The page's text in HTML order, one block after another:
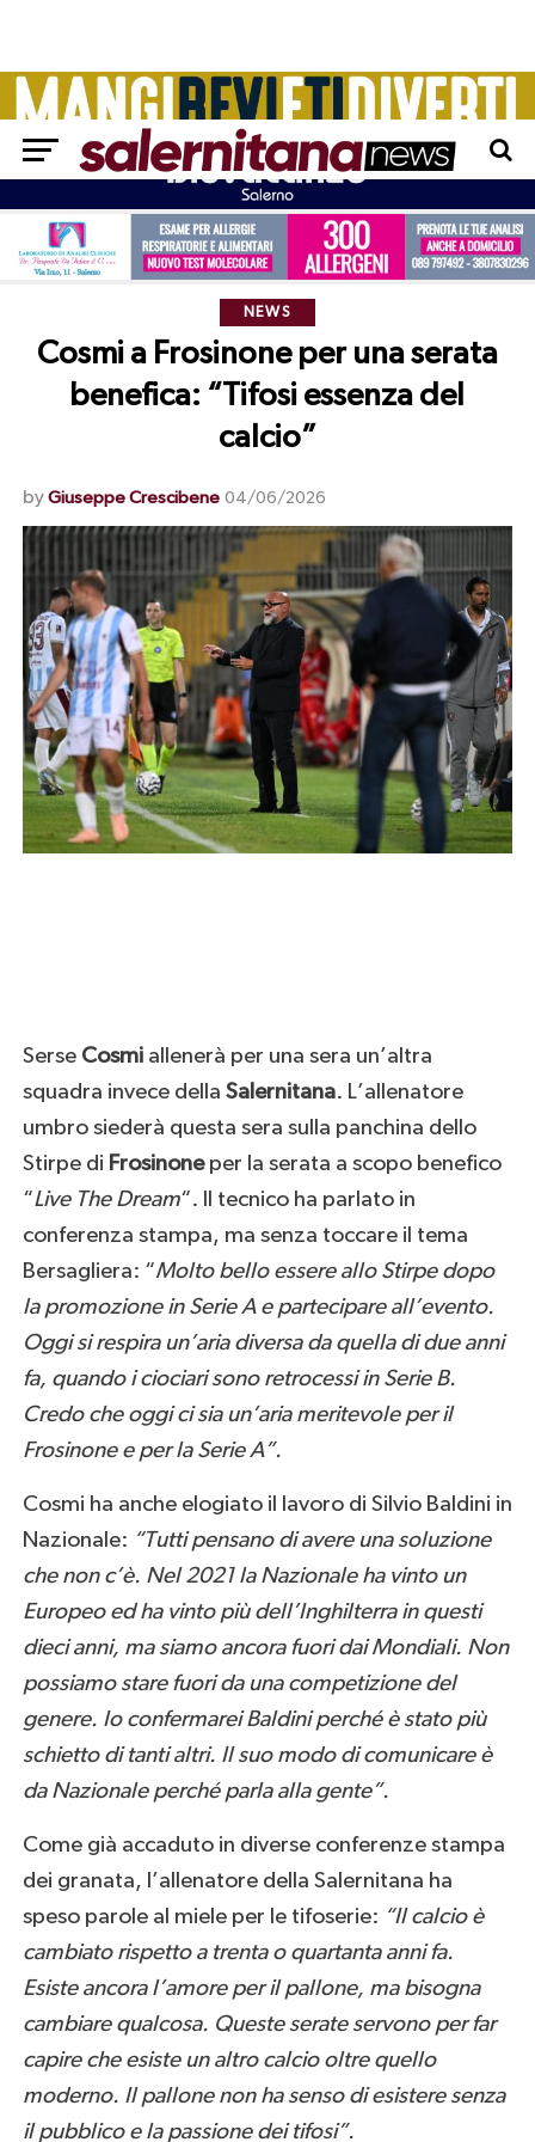
NEWS
Cosmi a Frosinone per una serata
benefica: “Tifosi essenza del
calcio”
by Giuseppe Crescibene 04/06/2026
Serse Cosmiallenerà per una sera un’altra
squadra invece della Salernitana. L’allenatore
umbro siederà questa sera sulla panchina dello
Stirpe di Frosinoneper la serata a scopo benefico
“Live The Dream“. Il tecnico ha parlato in
conferenza stampa, ma senza toccare il tema
Bersagliera: “Molto bello essere allo Stirpe dopo
la promozione in Serie A e partecipare all’evento.
Oggi si respira un’aria diversa da quella di due anni
fa, quando i ciociari sono retrocessi in Serie B.
Credo che oggi ci sia un’aria meritevole per il
Frosinone e per la Serie A”.
Cosmi ha anche elogiato il lavoro di Silvio Baldini in
Nazionale: “Tutti pensano di avere una soluzione
che non c’è. Nel 2021 la Nazionale ha vinto un
Europeo ed ha vinto più dell’Inghilterra in questi
dieci anni, ma siamo ancora fuori dai Mondiali. Non
possiamo stare fuori da una competizione del
genere. Io confermarei Baldini perché è stato più
schietto di tanti altri. Il suo modo di comunicare è
da Nazionale perché parla alla gente”.
Come già accaduto in diverse conferenze stampa
dei granata, l’allenatore della Salernitana ha
speso parole al miele per le tifoserie: “Il calcio è
cambiato rispetto a trenta o quartanta anni fa.
Esiste ancora l’amore per il pallone, ma bisogna
cambiare qualcosa. Queste serate servono per far
capire che esiste un altro calcio oltre quello
moderno. Il pallone non ha senso di esistere senza
il pubblico e la passione dei tifosi”.